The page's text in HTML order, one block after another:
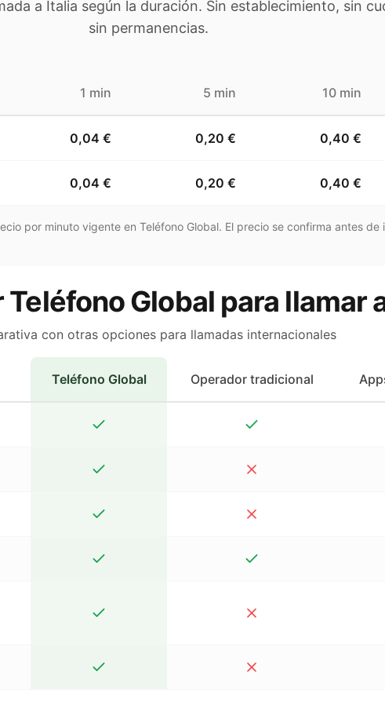
a Italia según la duración. Sin establecimiento, sin
sin permanencias.
1 min 5 min 10 min
0,04 € 0,20 € 0,40 €
0,04 € 0,20 € 0,40 €
por minuto vigente en Teléfono Global. El precio se confirma antes de
Teléfono Global para llamar
con otras opciones para llamadas internacionales
Teléfono Global Operador tradicional